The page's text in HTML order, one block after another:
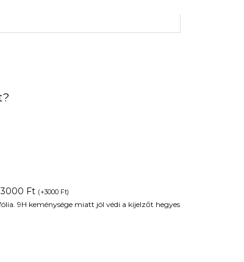
Ft (+3000 Ft)
9H keménysége miatt jól védi a kijelzőt hegyes